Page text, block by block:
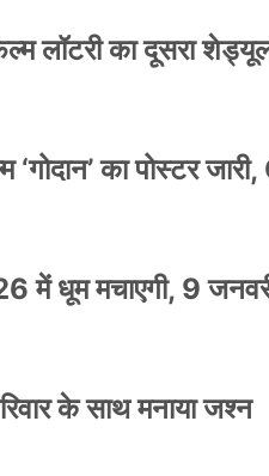
लॉटरी का दूसरा
‘गोदान’ का पोस्टर
धूम मचाएगी, 9
के साथ मनाया जश्न